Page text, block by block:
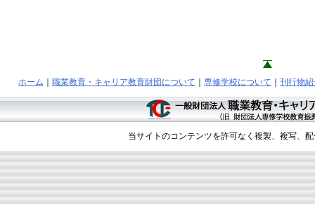
ホーム 職業教育・キャリア教育財団について 専修学校について 刊行物
当サイトのコンテンツを許可なく複製、複写、